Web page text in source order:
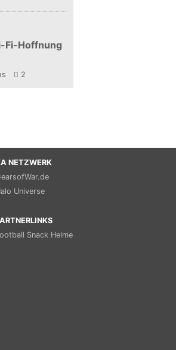
Fi-Hoffnung
2
NETZWERK
Universe
Snack Helme